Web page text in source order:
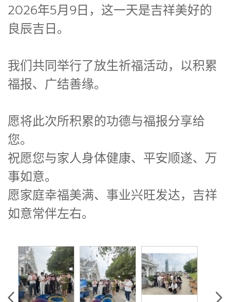
2026年5月9日，这一天是吉祥美好的
良辰吉日。
我们共同举行了放生祈福活动，以积累
福报、广结善缘。
愿将此次所积累的功德与福报分享给
您。
祝愿您与家人身体健康、平安顺遂、万
事如意。
愿家庭幸福美满、事业兴旺发达，吉祥
如意常伴左右。